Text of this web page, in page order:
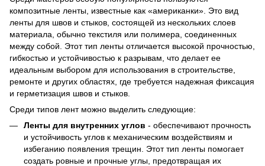
композитные ленты, известные как «американки». Это вид
ленты для швов и стыков, состоящей из нескольких слоев
материала, обычно текстиля или полимера, соединенных
между собой. Этот тип ленты отличается высокой прочностью,
гибкостью и устойчивостью к разрывам, что делает ее
идеальным выбором для использования в строительстве,
ремонте и других областях, где требуется надежная фиксация
и герметизация швов и стыков.
Среди типов лент можно выделить следующие:
Ленты для внутренних углов - обеспечивают прочность
и устойчивость углов к механическим воздействиям и
избеганию появления трещин. Этот тип ленты помогает
создать ровные и прочные углы, предотвращая их